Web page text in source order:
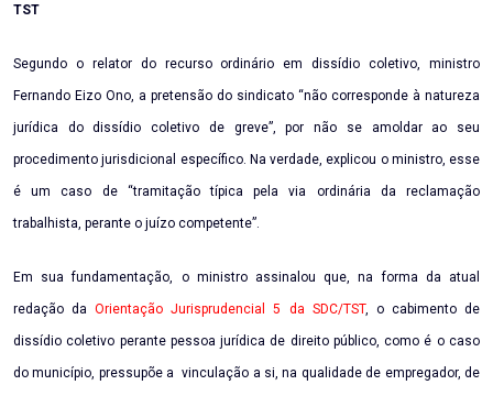
TST
Segundo o relator do recurso ordinário em dissídio coletivo, ministro
Fernando Eizo Ono, a pretensão do sindicato “não corresponde à natureza
jurídica do dissídio coletivo de greve”, por não se amoldar ao seu
procedimento jurisdicional específico. Na verdade, explicou o ministro, esse
é um caso de “tramitação típica pela via ordinária da reclamação
trabalhista, perante o juízo competente”.
Em sua fundamentação, o ministro assinalou que, na forma da atual
redação daOrientação Jurisprudencial 5 da SDC/TST, o cabimento de
dissídio coletivo perante pessoa jurídica de direito público, como é o caso
do município, pressupõe a vinculação a si, na qualidade de empregador, de